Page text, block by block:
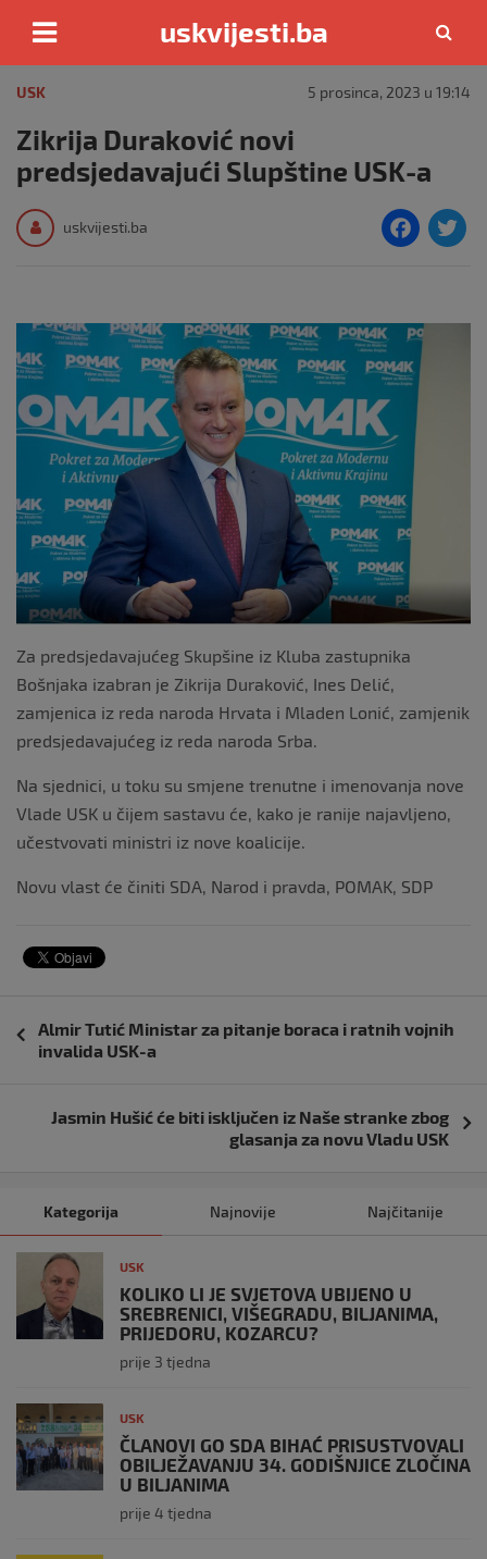
content
uskvijesti.ba
USK 5 prosinca, 2023 u 19:14
Zikrija Duraković novi
predsjedavajući Slupštine USK-a
uskvijesti.ba
F
e
b
Za predsjedavajućeg Skupšine iz Kluba zastupnika
Bošnjaka izabran je Zikrija Duraković, Ines Delić,
zamjenica iz reda naroda Hrvata i Mladen Lonić, zamjenik
predsjedavajućeg iz reda naroda Srba.
Na sjednici, u toku su smjene trenutne i imenovanja nove
Vlade USK u čijem sastavu će, kako je ranije najavljeno,
učestvovati ministri iz nove koalicije.
Novu vlast će činiti SDA, Narod i pravda, POMAK, SDP
objava
Almir Tutić Ministar za pitanje boraca i ratnih vojnih
invalida USK-a
Jasmin Hušić će biti isključen iz Naše stranke zbog
glasanja za novu Vladu USK
Kategorija Najnovije Najčitanije
USK
KOLIKO LI JE SVJETOVA UBIJENO U
SREBRENICI, VIŠEGRADU, BILJANIMA,
PRIJEDORU, KOZARCU?
prije 3 tjedna
USK
ČLANOVI GO SDA BIHAĆ PRISUSTVOVALI
OBILJEŽAVANJU 34. GODIŠNJICE ZLOČINA
U BILJANIMA
prije 4 tjedna